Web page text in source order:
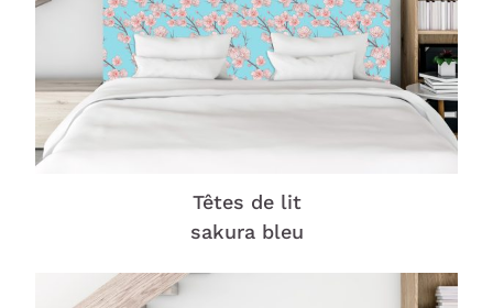
Têtes de lit
sakura bleu